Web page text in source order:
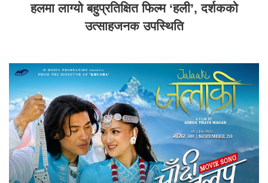
हलमा लाग्यो बहुप्रतिक्षित फिल्म ‘हली’, दर्शकको
उत्साहजनक उपस्थिति